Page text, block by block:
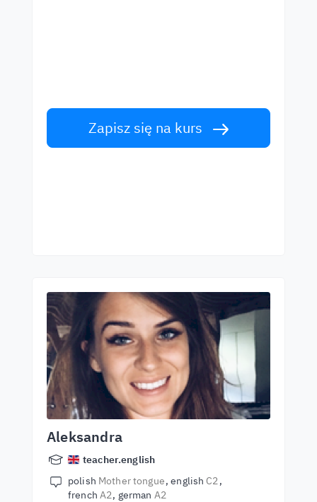
Zapisz się na kurs
Aleksandra
teacher.english
polish Mother tongue english C2
french A2 german A2